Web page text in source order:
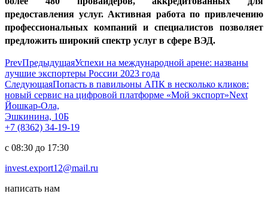
предоставления услуг. Активная работа по привлечению
профессиональных компаний и специалистов позволяет
предложить широкий спектр услуг в сфере ВЭД.
PrevПредыдущаяУспехи на международной арене: названы
лучшие экспортеры России 2023 года
СледующаяПопасть в павильоны АПК в несколько кликов:
новый сервис на цифровой платформе «Мой экспорт»Next
Йошкар-Ола,
Эшкинина, 10Б
+7 (8362) 34-19-19
с 08:30 до 17:30
invest.export12@mail.ru
написать нам